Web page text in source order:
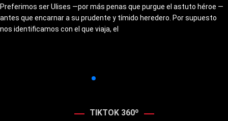
Preferimos ser Ulises —por más penas que purgue el astuto héroe —
antes que encarnar a su prudente y tímido heredero. Por supuesto
nos identificamos con el que viaja, el
TIKTOK 360º